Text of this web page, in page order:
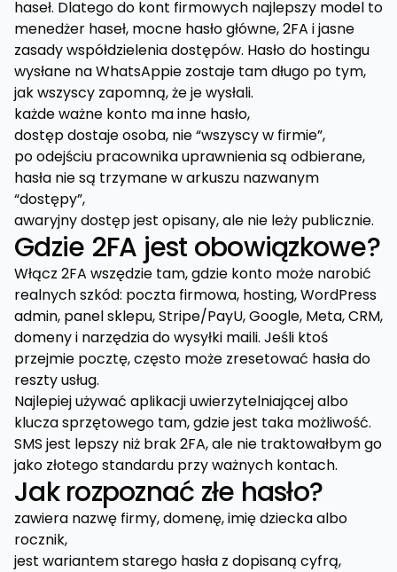
haseł. Dlatego do kont firmowych najlepszy model to
menedżer haseł, mocne hasło główne, 2FA i jasne
zasady współdzielenia dostępów. Hasło do hostingu
wysłane na WhatsAppie zostaje tam długo po tym,
jak wszyscy zapomną, że je wysłali.
każde ważne konto ma inne hasło,
dostęp dostaje osoba, nie “wszyscy w firmie”,
po odejściu pracownika uprawnienia są odbierane,
hasła nie są trzymane w arkuszu nazwanym
“dostępy”,
awaryjny dostęp jest opisany, ale nie leży publicznie.
Gdzie 2FA jest obowiązkowe?
Włącz 2FA wszędzie tam, gdzie konto może narobić
realnych szkód: poczta firmowa, hosting, WordPress
admin, panel sklepu, Stripe/PayU, Google, Meta, CRM,
domeny i narzędzia do wysyłki maili. Jeśli ktoś
przejmie pocztę, często może zresetować hasła do
reszty usług.
Najlepiej używać aplikacji uwierzytelniającej albo
klucza sprzętowego tam, gdzie jest taka możliwość.
SMS jest lepszy niż brak 2FA, ale nie traktowałbym go
jako złotego standardu przy ważnych kontach.
Jak rozpoznać złe hasło?
zawiera nazwę firmy, domenę, imię dziecka albo
rocznik,
jest wariantem starego hasła z dopisaną cyfrą,